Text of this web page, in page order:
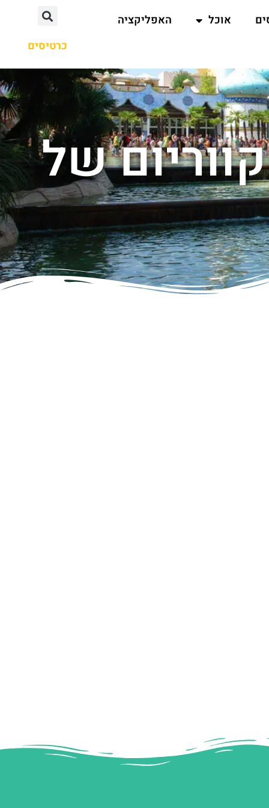
אוכל
האפליקציה
כרטיסים
של